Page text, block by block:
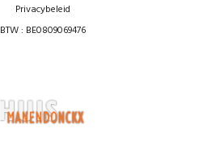
Privacybeleid
BTW : BE0809069476